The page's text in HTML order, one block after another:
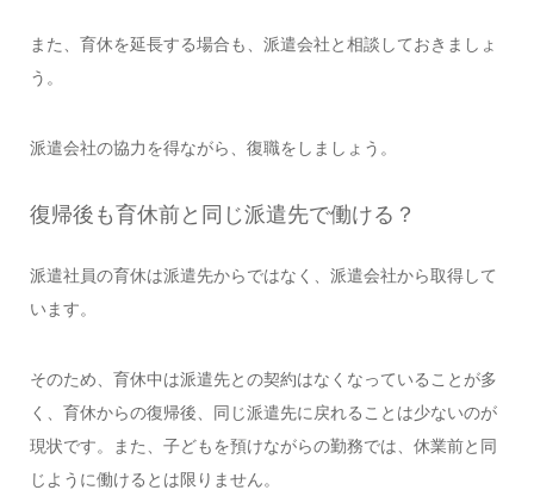
また、育休を延長する場合も、派遣会社と相談しておきましょ
う。
派遣会社の協力を得ながら、復職をしましょう。
復帰後も育休前と同じ派遣先で働ける？
派遣社員の育休は派遣先からではなく、派遣会社から取得して
います。
そのため、育休中は派遣先との契約はなくなっていることが多
く、育休からの復帰後、同じ派遣先に戻れることは少ないのが
現状です。また、子どもを預けながらの勤務では、休業前と同
じように働けるとは限りません。